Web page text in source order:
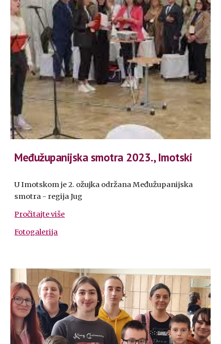
Međužupanijska smotra 2023., Imotski
U Imotskom je 2. ožujka održana Međužupanijska
smotra - regija Jug
Pročitajte više
Fotogalerija